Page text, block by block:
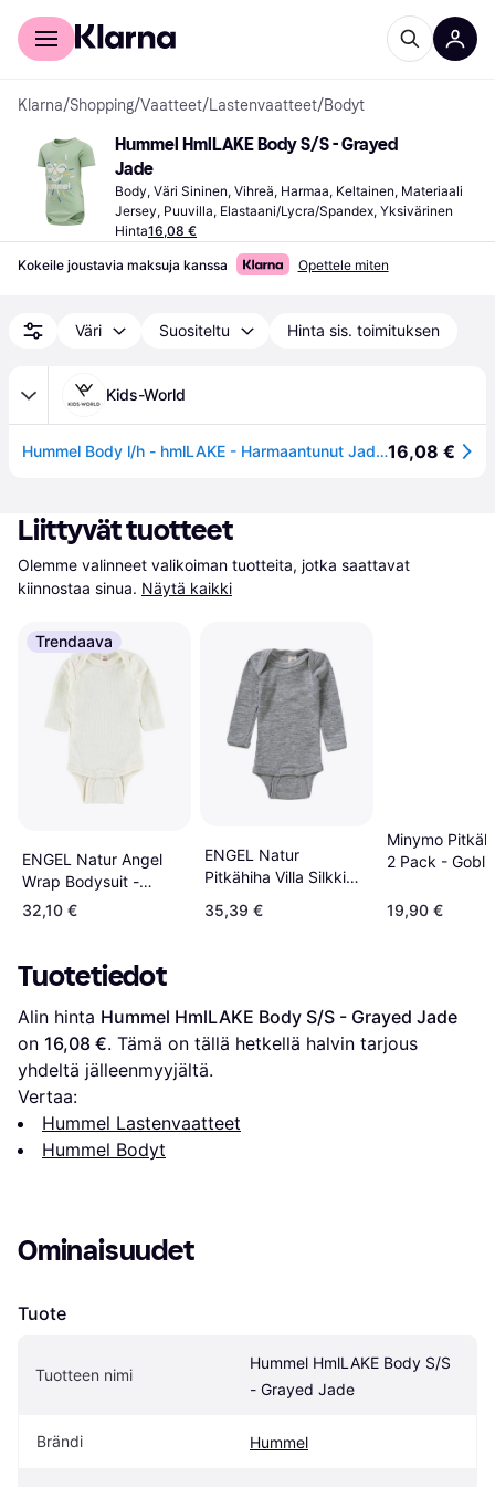
Kuluttajille
Klarna/Shopping/Vaatteet/Lastenvaatteet/Bodyt
Hummel HmlLAKE Body S/S - Grayed
Jade
Body, Väri Sininen, Vihreä, Harmaa, Keltainen, Materiaali
Jersey, Puuvilla, Elastaani/Lycra/Spandex, Yksivärinen
Hinta16,08 €
Kokeile joustavia maksuja kanssa Opettele miten
Väri Suositeltu Hinta sis. toimituksen
Kids-World
Hummel Body l/h - hmlLAKE - Harmaantunut Jade - Hummel - 62 - Bodyt L/H16,08 €
Liittyvät tuotteet
Olemme valinneet valikoiman tuotteita, jotka saattavat
kiinnostaa sinua. Näytä kaikki
Trendaava
ENGEL Natur Angel
Wrap Bodysuit -
Luonnollinen
32,10 €
ENGEL Natur
Pitkähiha Villa Silkki
35,39 €
Minymo
2 Pack -
19,90 €
Tuotetiedot
Alin hinta Hummel HmlLAKE Body S/S - Grayed Jade
on 16,08 €. Tämä on tällä hetkellä halvin tarjous
yhdeltä jälleenmyyjältä.
Vertaa:
Hummel Lastenvaatteet
Hummel Bodyt
Ominaisuudet
Tuote
Tuotteen nimi
Hummel HmlLAKE Body S/S
- Grayed Jade
Brändi Hummel